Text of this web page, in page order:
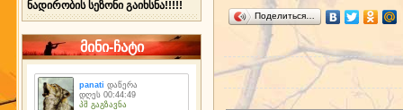
ნადირობის სეზონი გაიხსნა!!!!!
მინი-ჩატი
Поделиться…